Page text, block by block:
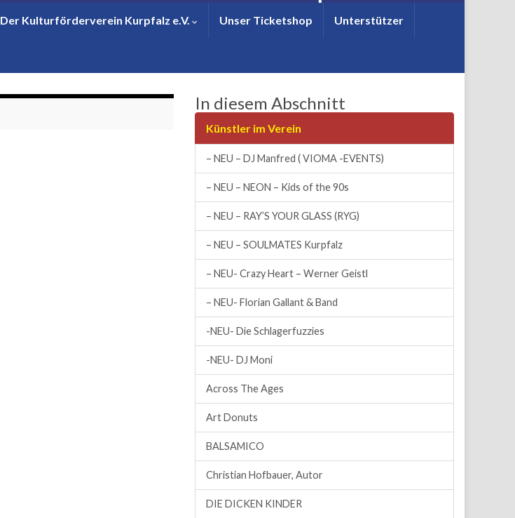
Der Kulturförderverein Kurpfalz e.V. Unser Ticketshop Unterstützer
In diesem Abschnitt
Künstler im Verein
– NEU – DJ Manfred ( VIOMA -EVENTS)
– NEU – NEON – Kids of the 90s
– NEU – RAY’S YOUR GLASS (RYG)
– NEU – SOULMATES Kurpfalz
– NEU- Crazy Heart – Werner Geistl
– NEU- Florian Gallant & Band
-NEU- Die Schlagerfuzzies
-NEU- DJ Moni
Across The Ages
Art Donuts
BALSAMICO
Christian Hofbauer, Autor
DIE DICKEN KINDER